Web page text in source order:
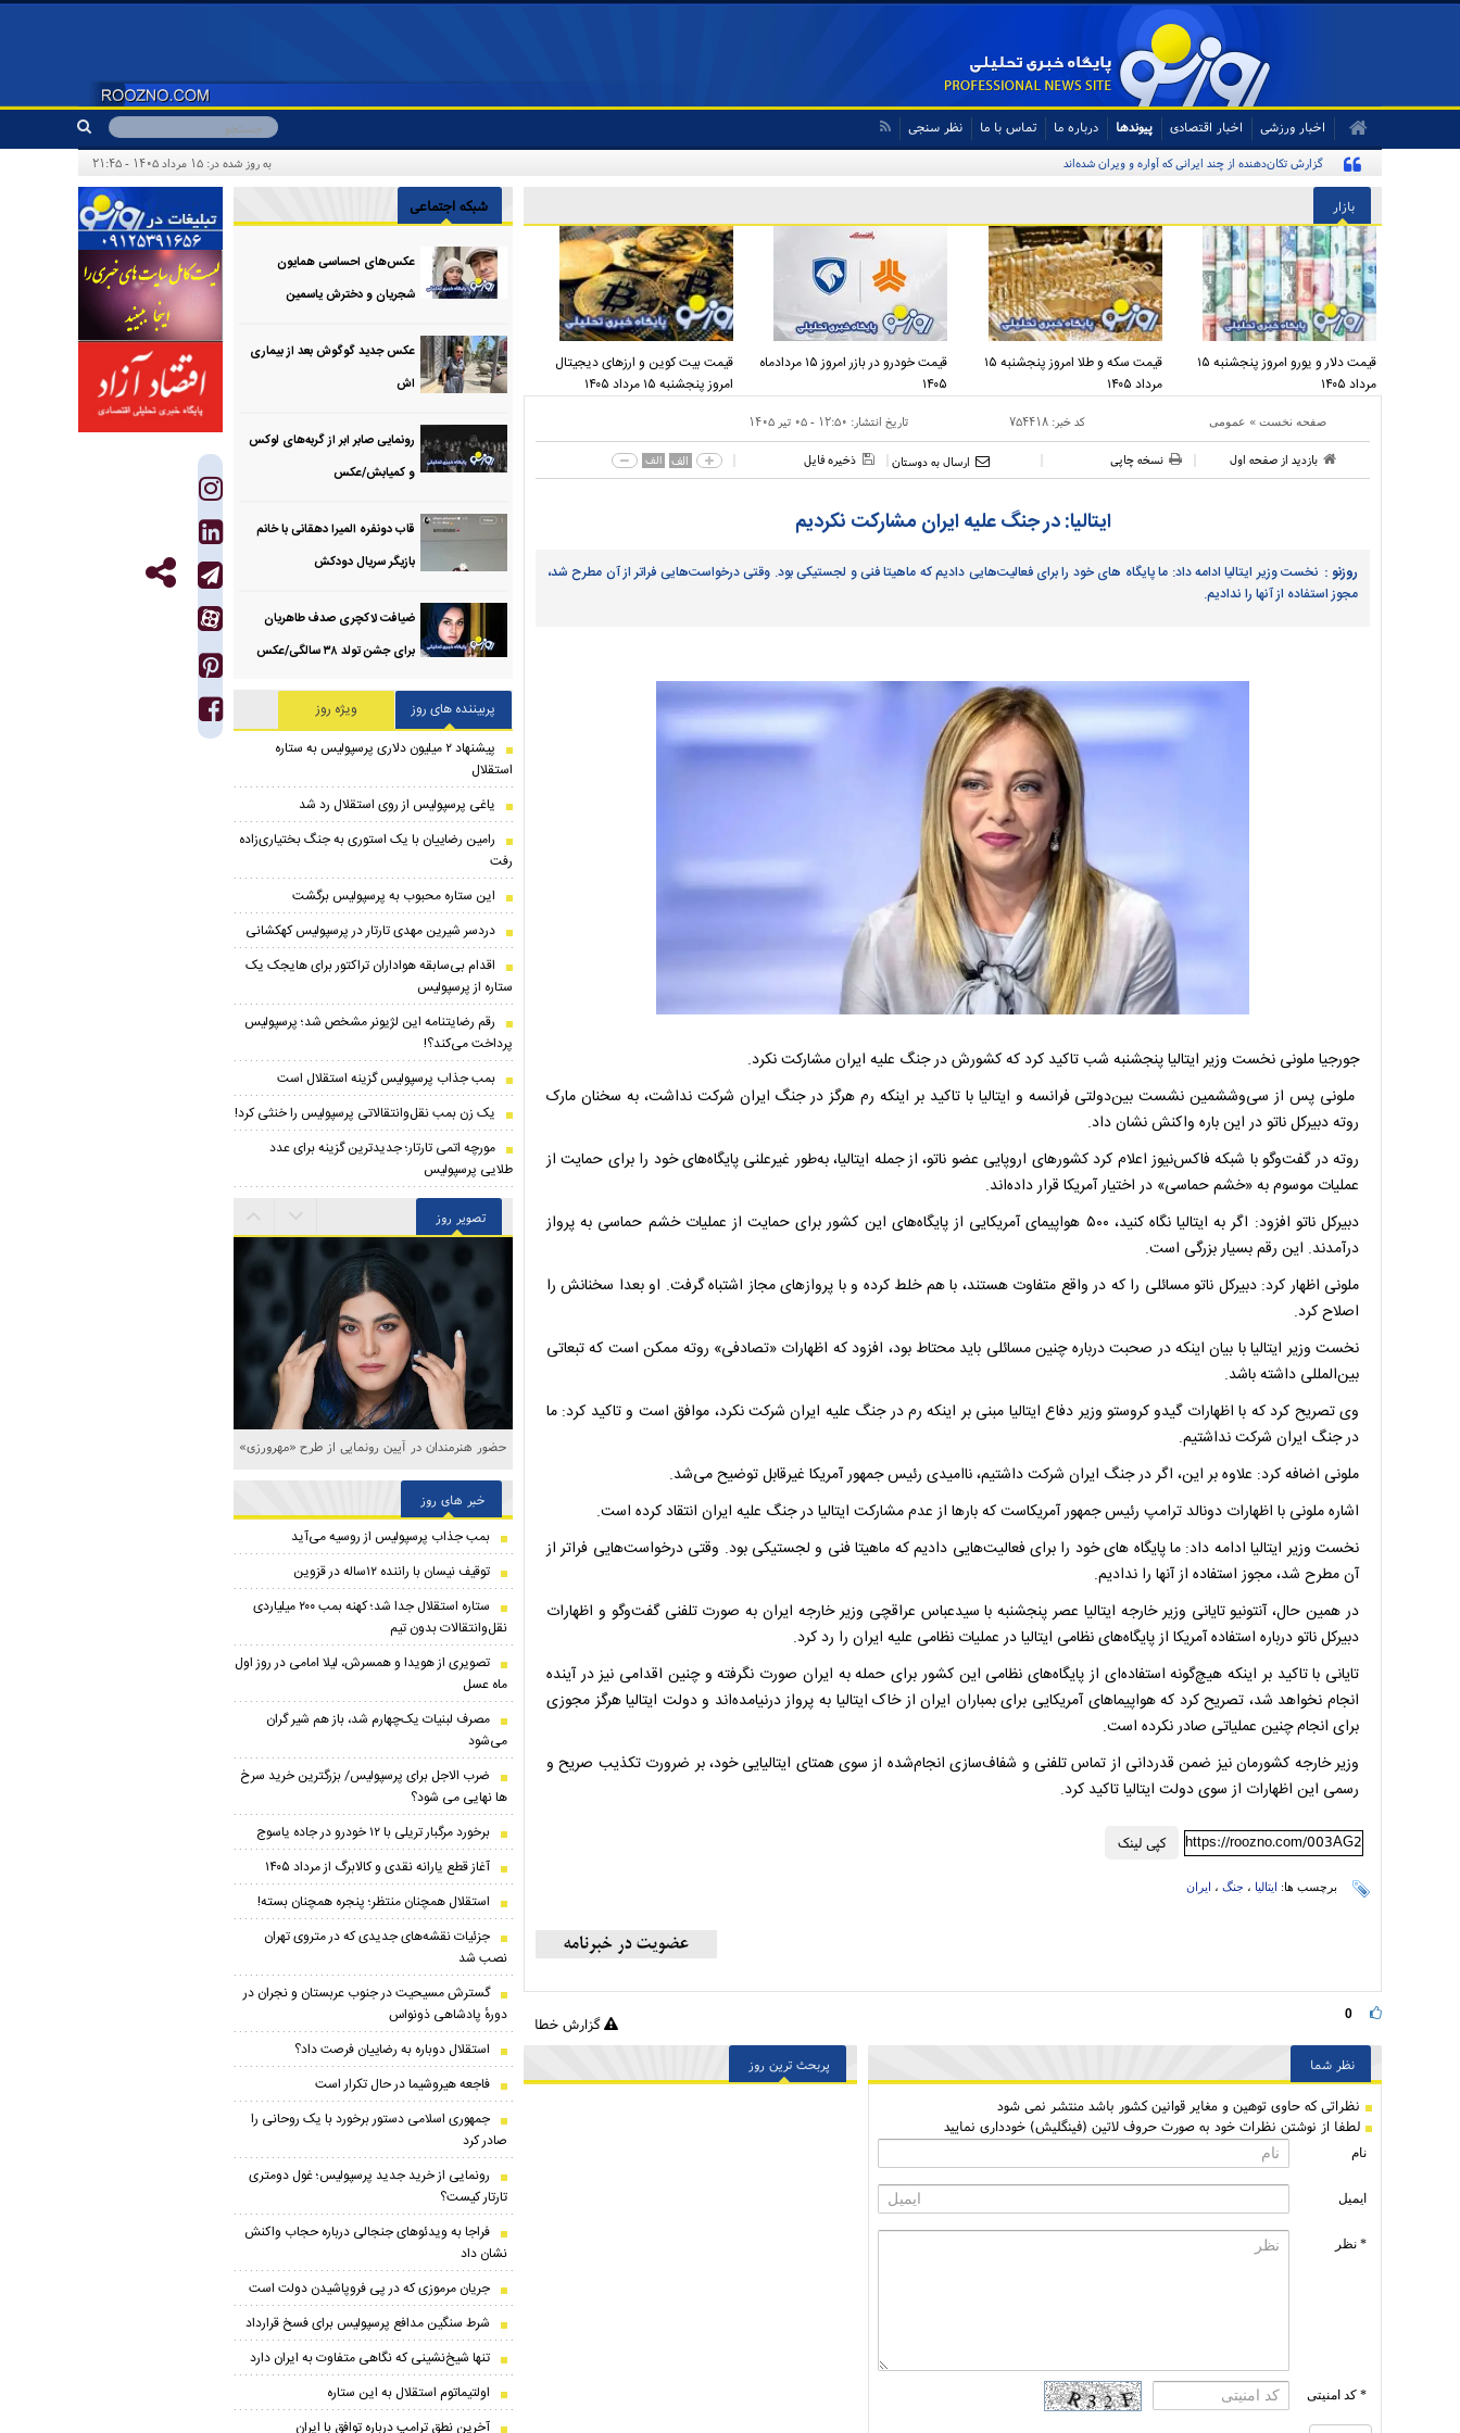
اخبار ورزشی اخبار اقتصادی پیوندها درباره ما تماس با ما نظر سنجی
گزارش تکان‌دهنده از چند ایرانی که آواره و ویران شده‌اند به روز شده در: ۱۵ مرداد ۱۴۰۵ - ۲۱:۴۵
بازار
قیمت دلار و یورو امروز پنجشنبه ۱۵
مرداد ۱۴۰۵
قیمت سکه و طلا امروز پنجشنبه ۱۵
مرداد ۱۴۰۵
قیمت خودرو در بازر امروز ۱۵ مردادماه
۱۴۰۵
قیمت بیت کوین و ارز‌های دیجیتال
امروز پنجشنبه ۱۵ مرداد ۱۴۰۵
صفحه نخست » عمومی کد خبر:۷۵۴۴۱۸ تاریخ انتشار: ۱۲:۵۰ - ۰۵ تير ۱۴۰۵
بازدید از صفحه اول نسخه چاپی ارسال به دوستان ذخیره فایل الف الف
ایتالیا: در جنگ علیه ایران مشارکت نکردیم
روزنو : نخست وزیر ایتالیا ادامه داد: ما پایگاه های خود را برای فعالیت‌هایی دادیم که ماهیتا فنی و لجستیکی بود. وقتی درخواست‌هایی فراتر از آن مطرح شد،
مجوز استفاده از آنها را ندادیم.
جورجیا ملونی نخست وزیر ایتالیا پنجشنبه شب تاکید کرد که کشورش در جنگ علیه ایران مشارکت نکرد.
ملونی پس از سی‌وششمین نشست بین‌دولتی فرانسه و ایتالیا با تاکید بر اینکه رم هرگز در جنگ ایران شرکت نداشت، به سخنان مارک
روته دبیرکل ناتو در این باره واکنش نشان داد.
روته در گفت‌وگو با شبکه فاکس‌نیوز اعلام کرد کشورهای اروپایی عضو ناتو، از جمله ایتالیا، به‌طور غیرعلنی پایگاه‌های خود را برای حمایت از
عملیات موسوم به «خشم حماسی» در اختیار آمریکا قرار داده‌اند.
دبیرکل ناتو افزود: اگر به ایتالیا نگاه کنید، ۵۰۰ هواپیمای آمریکایی از پایگاه‌های این کشور برای حمایت از عملیات خشم حماسی به پرواز
درآمدند. این رقم بسیار بزرگی است.
ملونی اظهار کرد: دبیرکل ناتو مسائلی را که در واقع متفاوت هستند، با هم خلط کرده و با پروازهای مجاز اشتباه گرفت. او بعدا سخنانش را
اصلاح کرد.
نخست وزیر ایتالیا با بیان اینکه در صحبت درباره چنین مسائلی باید محتاط بود، افزود که اظهارات «تصادفی» روته ممکن است که تبعاتی
بین‌المللی داشته باشد.
وی تصریح کرد که با اظهارات گیدو کروستو وزیر دفاع ایتالیا مبنی بر اینکه رم در جنگ علیه ایران شرکت نکرد، موافق است و تاکید کرد: ما
در جنگ ایران شرکت نداشتیم.
ملونی اضافه کرد: علاوه بر این، اگر در جنگ ایران شرکت داشتیم، ناامیدی رئیس جمهور آمریکا غیرقابل توضیح می‌شد.
اشاره ملونی با اظهارات دونالد ترامپ رئیس جمهور آمریکاست که بارها از عدم مشارکت ایتالیا در جنگ علیه ایران انتقاد کرده است.
نخست وزیر ایتالیا ادامه داد: ما پایگاه های خود را برای فعالیت‌هایی دادیم که ماهیتا فنی و لجستیکی بود. وقتی درخواست‌هایی فراتر از
آن مطرح شد، مجوز استفاده از آنها را ندادیم.
در همین حال، آنتونیو تایانی وزیر خارجه ایتالیا عصر پنجشنبه با سیدعباس عراقچی وزیر خارجه ایران به صورت تلفنی گفت‌وگو و اظهارات
دبیرکل ناتو درباره استفاده آمریکا از پایگاه‌های نظامی ایتالیا در عملیات نظامی علیه ایران را رد کرد.
تایانی با تاکید بر اینکه هیچ‌گونه استفاده‌ای از پایگاه‌های نظامی این کشور برای حمله به ایران صورت نگرفته و چنین اقدامی نیز در آینده
انجام نخواهد شد، تصریح کرد که هواپیماهای آمریکایی برای بمباران ایران از خاک ایتالیا به پرواز درنیامده‌اند و دولت ایتالیا هرگز مجوزی
برای انجام چنین عملیاتی صادر نکرده است.
وزیر خارجه کشورمان نیز ضمن قدردانی از تماس تلفنی و شفاف‌سازی انجام‌شده از سوی همتای ایتالیایی خود، بر ضرورت تکذیب صریح و
رسمی این اظهارات از سوی دولت ایتالیا تاکید کرد.
کپی لینک https://roozno.com/003AG2
برچسب ها: ایتالیا ، جنگ ، ایران
0 گزارش خطا
نظر شما
نظراتی كه حاوی توهین و مغایر قوانین کشور باشد منتشر نمی شود
لطفا از نوشتن نظرات خود به صورت حروف لاتین (فینگلیش) خودداری نمایید
نام
ایمیل
* نظر
* کد امنیتی
پربحث ترین روز
شبکه اجتماعی
عکس‌های احساسی همایون
شجریان و دخترش یاسمین
عکس جدید گوگوش بعد از بیماری
اش
رونمایی صابر ابر از گربه‌های لوکس
و کمیابش/عکس
قاب دونفره المیرا دهقانی با خانم
بازیگر سریال دودکش
ضیافت لاکچری صدف طاهریان
برای جشن تولد ۳۸ سالگی‌/عکس
پربیننده های روز
ویژه روز
پیشنهاد ۲ میلیون دلاری پرسپولیس به ستاره
استقلال
یاغی پرسپولیس از روی استقلال رد شد
رامین رضاییان با یک استوری به جنگ بختیاری‌زاده
رفت
این ستاره محبوب به پرسپولیس برگشت
دردسر شیرین مهدی تارتار در پرسپولیس کهکشانی
اقدام بی‌سابقه هواداران تراکتور برای هایجک یک
ستاره از پرسپولیس
رقم رضایتنامه این لژیونر مشخص شد؛ پرسپولیس
پرداخت می‌کند؟!
بمب جذاب پرسپولیس گزینه استقلال است
یک زن بمب نقل‌وانتقالاتی پرسپولیس را خنثی کرد!
مورچه اتمی تارتار؛ جدیدترین گزینه برای عدد
طلایی پرسپولیس
تصویر روز
حضور هنرمندان در آیین رونمایی از طرح «مهرورزی»
خبر های روز
بمب جذاب پرسپولیس از روسیه می‌آید
توقیف نیسان با راننده ۱۲ساله در قزوین
ستاره استقلال جدا شد؛ کهنه بمب ۲۰۰ میلیاردی
نقل‌وانتقالات بدون تیم
تصویری از هویدا و همسرش، لیلا امامی در روز اول
ماه عسل
مصرف لبنیات یک‌چهارم شد، باز هم شیر گران
می‌شود
ضرب الاجل برای پرسپولیس/ بزرگترین خرید سرخ
ها نهایی می شود؟
برخورد مرگبار تریلی با ۱۲ خودرو در جاده یاسوج
آغاز قطع یارانه نقدی و کالابرگ از مرداد ۱۴۰۵
استقلال همچنان منتظر؛ پنجره همچنان بسته!
جزئیات نقشه‌های جدیدی که در متروی تهران
نصب شد
گسترش مسیحیت در جنوب عربستان و نجران در
دورهٔ پادشاهی ذونواس
استقلال دوباره به رضاییان فرصت داد؟
فاجعه هیروشیما در حال تکرار است
جمهوری اسلامی دستور برخورد با یک روحانی را
صادر کرد
رونمایی از خرید جدید پرسپولیس؛ غول دومتری
تارتار کیست؟
فراجا به ویدئوهای جنجالی درباره حجاب واکنش
نشان داد
جریان مرموزی که در پی فروپاشیدن دولت است
شرط سنگین مدافع پرسپولیس برای فسخ قرارداد
تنها شیخ‌نشینی که نگاهی متفاوت به ایران دارد
اولتیماتوم استقلال به این ستاره
آخرین نطق ترامپ درباره توافق با ایران